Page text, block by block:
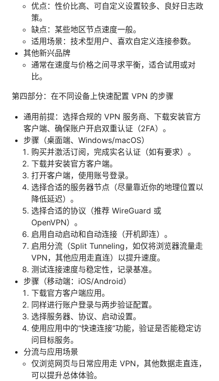
优点：性价比高、可自定义设置较多、良好日志政
策。
缺点：某些地区节点速度一般。
适用场景：技术型用户、喜欢自定义连接参数。
其他新兴品牌
通常在速度与价格之间寻求平衡，适合试用或对
比。
第四部分：在不同设备上快速配置 VPN 的步骤
通用前提：选择合规的 VPN 服务商、下载安装官方
客户端、确保账户开启双重认证（2FA）。
步骤（桌面端、Windows/macOS）
购买并激活订阅，完成实名认证（如有要求）。
下载并安装官方客户端。
打开客户端，使用账号登录。
选择合适的服务器节点（尽量靠近你的地理位置以
降低延迟）。
选择合适的协议（推荐 WireGuard 或
OpenVPN）。
启用自动启动和自动连接（开机即连）。
启用分流（Split Tunneling，如仅将浏览器流量走
VPN，其他应用走直连）以提升速度。
测试连接速度与稳定性，记录基准。
步骤（移动端：iOS/Android）
下载官方客户端应用。
同样进行账户登录与两步验证配置。
选择服务器、协议、启动设置。
使用应用中的“快速连接”功能，验证是否能稳定访
问目标服务。
分流与应用场景
仅浏览网页与日常应用走 VPN，其他数据走直连，
可以提升总体体验。